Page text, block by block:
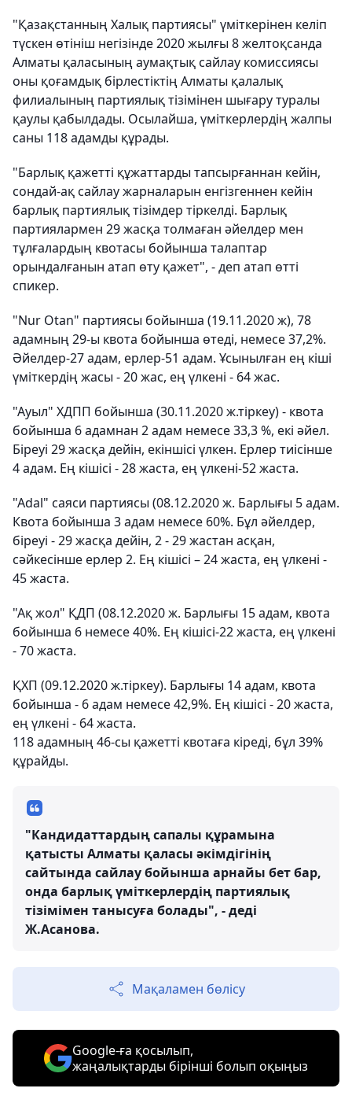
"Қазақстанның Халық партиясы" үміткерінен келіп
түскен өтініш негізінде 2020 жылғы 8 желтоқсанда
Алматы қаласының аумақтық сайлау комиссиясы
оны қоғамдық бірлестіктің Алматы қалалық
филиалының партиялық тізімінен шығару туралы
қаулы қабылдады. Осылайша, үміткерлердің жалпы
саны 118 адамды құрады.
"Барлық қажетті құжаттарды тапсырғаннан кейін,
сондай-ақ сайлау жарналарын енгізгеннен кейін
барлық партиялық тізімдер тіркелді. Барлық
партиялармен 29 жасқа толмаған әйелдер мен
тұлғалардың квотасы бойынша талаптар
орындалғанын атап өту қажет", - деп атап өтті
спикер.
"Nur Otan" партиясы бойынша (19.11.2020 ж), 78
адамның 29-ы квота бойынша өтеді, немесе 37,2%.
Әйелдер-27 адам, ерлер-51 адам. Ұсынылған ең кіші
үміткердің жасы - 20 жас, ең үлкені - 64 жас.
"Ауыл" ХДПП бойынша (30.11.2020 ж.тіркеу) - квота
бойынша 6 адамнан 2 адам немесе 33,3 %, екі әйел.
Біреуі 29 жасқа дейін, екіншісі үлкен. Ерлер тиісінше
4 адам. Ең кішісі - 28 жаста, ең үлкені-52 жаста.
"Adal" саяси партиясы (08.12.2020 ж. Барлығы 5 адам.
Квота бойынша 3 адам немесе 60%. Бұл әйелдер,
біреуі - 29 жасқа дейін, 2 - 29 жастан асқан,
сәйкесінше ерлер 2. Ең кішісі – 24 жаста, ең үлкені -
45 жаста.
"Ақ жол" ҚДП (08.12.2020 ж. Барлығы 15 адам, квота
бойынша 6 немесе 40%. Ең кішісі-22 жаста, ең үлкені
- 70 жаста.
ҚХП (09.12.2020 ж.тіркеу). Барлығы 14 адам, квота
бойынша - 6 адам немесе 42,9%. Ең кішісі - 20 жаста,
ең үлкені - 64 жаста.
118 адамның 46-сы қажетті квотаға кіреді, бұл 39%
құрайды.
"Кандидаттардың сапалы құрамына
қатысты Алматы қаласы әкімдігінің
сайтында сайлау бойынша арнайы бет бар,
онда барлық үміткерлердің партиялық
тізімімен танысуға болады", - деді
Ж.Асанова.
Мақаламен бөлісу
Google-ға қосылып,
жаңалықтарды бірінші болып оқыңыз